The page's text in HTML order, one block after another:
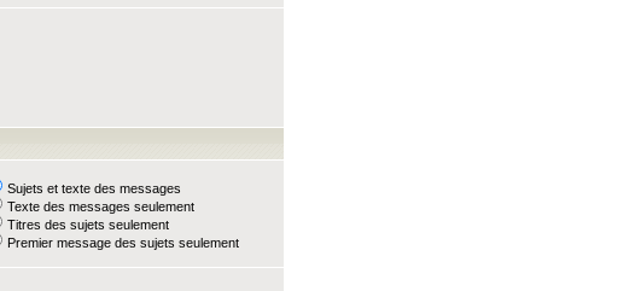
Sujets et texte des messages
Texte des messages seulement
Titres des sujets seulement
Premier message des sujets seulement